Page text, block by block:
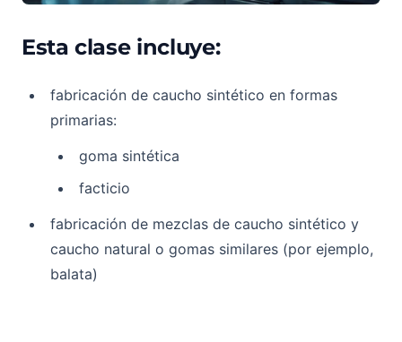
Esta clase incluye:
fabricación de caucho sintético en formas
primarias:
goma sintética
facticio
fabricación de mezclas de caucho sintético y
caucho natural o gomas similares (por ejemplo,
balata)